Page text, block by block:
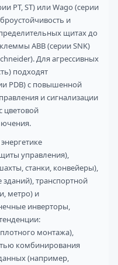
PT, ST) или Wago (серии
и
щитах до
ABB (серии SNK)
Для агрессивных
подходят
PDB) с повышенной
и сигнализации
цветовой
управления),
станки, конвейеры),
зданий), транспортной
метро) и
инверторы,
монтажа),
комбинирования
(например,